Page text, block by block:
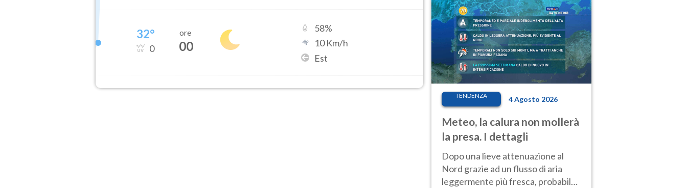
32°
0
ore
00
58%
10Km/h
Est
Ferragosto
TENDENZA 4 Agosto 2026
Meteo, la calura non mollerà
la presa. I dettagli
Dopo una lieve attenuazione al
Nord grazie ad un flusso di aria
leggermente più fresca, probabile